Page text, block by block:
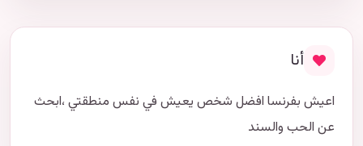
أنا
اعيش بفرنسا افضل شخص يعيش في نفس منطقتي ،ابحث
عن الحب والسند